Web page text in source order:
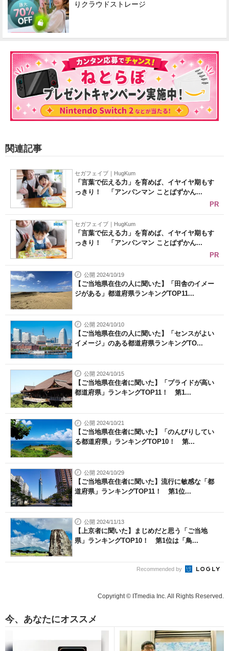
りクラウドストレージ
関連記事
セガフェイブ｜HugKum
「言葉で伝える力」を育めば、イヤイヤ期もす
っきり！ 「アンパンマン ことばずかん...
PR
セガフェイブ｜HugKum
「言葉で伝える力」を育めば、イヤイヤ期もす
っきり！ 「アンパンマン ことばずかん...
PR
公開 2024/10/19
【ご当地県在住の人に聞いた】「田舎のイメー
ジがある」都道府県ランキングTOP11...
公開 2024/10/10
【ご当地県在住の人に聞いた】「センスがよい
イメージ」のある都道府県ランキングTO...
公開 2024/10/15
【ご当地県在住者に聞いた】「プライドが高い
都道府県」ランキングTOP11！ 第1...
公開 2024/10/21
【ご当地県在住者に聞いた】「のんびりしてい
る都道府県」ランキングTOP10！ 第...
公開 2024/10/29
【ご当地県在住者に聞いた】流行に敏感な「都
道府県」ランキングTOP11！ 第1位...
公開 2024/11/13
【上京者に聞いた】まじめだと思う「ご当地
県」ランキングTOP10！ 第1位は「鳥...
Recommended by
Copyright © ITmedia Inc. All Rights Reserved.
今、あなたにオススメ